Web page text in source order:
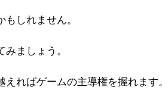
しれません。
ましょう。
ればゲームの主導権を握れます。